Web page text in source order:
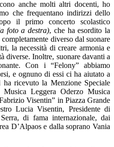
anche molti altri docenti, ho
che frequentano indirizzi dello
il primo concerto scolastico
foto a destra), che ha esordito la
diverso dal suonare
la necessità di creare armonia e
diverse. Inoltre, suonare davanti a
Con i “Felony” abbiamo
e ognuno di essi ci ha aiutato a
ha ricevuto la Menzione Speciale
Leggera Oderzo Musica
Visentin” in Piazza Grande
Lucia Visentin, Presidente di
di fama internazionale, dai
D’Alpaos e dalla soprano Vania